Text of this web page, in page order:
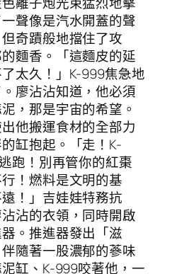
聲像是汽水開蓋的聲
奇蹟般地擋住了攻
麵香。「這麵皮的延
太久！」K-999焦急地
廖沾沾知道，他必須
，那是宇宙的希望。
他搬運食材的全部力
缸抱起。「走！K-
跑！別再管你的紅棗
！燃料是文明的基
！」吉娃娃特務抗
沾的衣領，同時開啟
。推進器發出「滋
隨著一股濃郁的蔘味
缸、K-999咬著他，一